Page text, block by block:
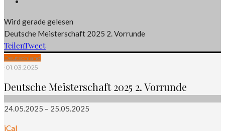
Wird gerade gelesen
Deutsche Meisterschaft 2025 2. Vorrunde
TeilenTweet
Deutschland
·01.03.2025
Deutsche Meisterschaft 2025 2. Vorrunde
Deutsche
24.05.2025 – 25.05.2025
iCal